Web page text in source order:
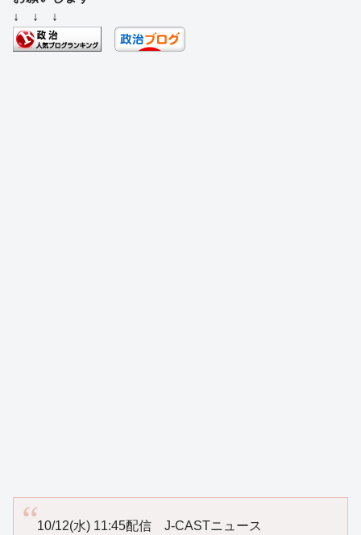
b
d
y
↓ ↓ ↓
10/12(水) 11:45配信 J-CASTニュース